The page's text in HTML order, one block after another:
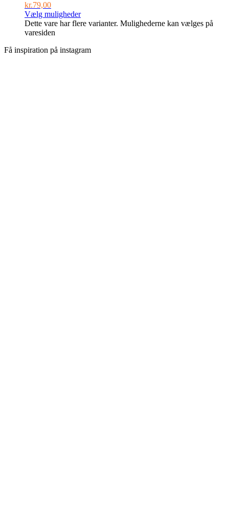
kr.79,00
Vælg muligheder
Dette vare har flere varianter. Mulighederne kan vælges på
varesiden
Få inspiration på instagram